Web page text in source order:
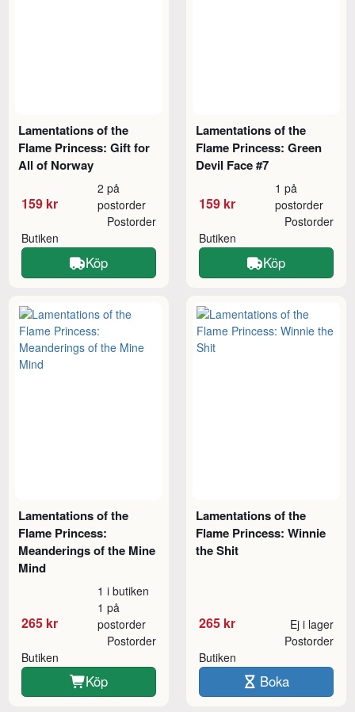
Lamentations of the
Flame Princess: Gift for
All of Norway
159 kr
2 på
postorder
Butiken
Postorder
Köp
Lamentations of the
Flame Princess: Green
Devil Face #7
159 kr
1 på
postorder
Butiken
Postorder
Köp
Lamentations of the
Flame Princess:
Meanderings of the Mine
Mind
265 kr
1 i butiken
1 på
postorder
Butiken
Postorder
Köp
Lamentations of the
Flame Princess: Winnie
the Shit
265 kr Ej i lager
Butiken
Postorder
Boka